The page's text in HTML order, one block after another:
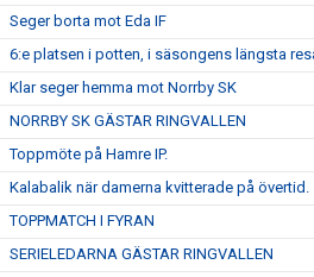
Seger borta mot Eda IF
6:e platsen i potten, i säsongens längsta
Klar seger hemma mot Norrby SK
NORRBY SK GÄSTAR RINGVALLEN
Toppmöte på Hamre IP.
Kalabalik när damerna kvitterade på övertid.
TOPPMATCH I FYRAN
SERIELEDARNA GÄSTAR RINGVALLEN